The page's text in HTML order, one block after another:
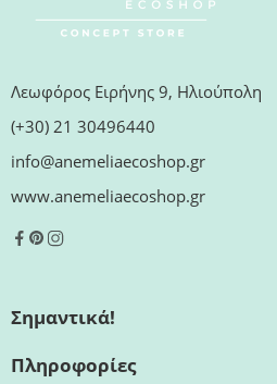
Λεωφόρος Ειρήνης 9, Ηλιούπολη
(+30) 21 30496440
info@anemeliaecoshop.gr
www.anemeliaecoshop.gr
Σημαντικά!
Πληροφορίες